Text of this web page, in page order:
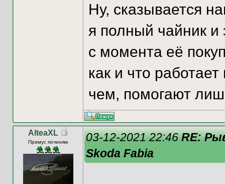
Ну, сказывается
я полный чайник
с момента её
как и что
чем, помогают
AlteaXL
Примус починяю 03-12-2021 22:46RE:
Skoda Fabia